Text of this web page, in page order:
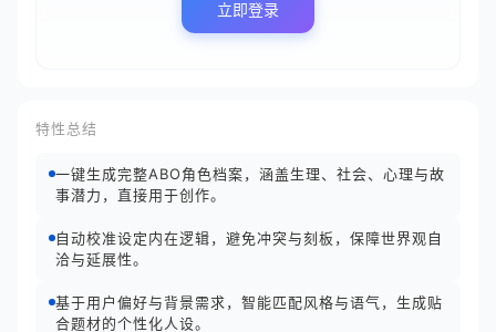
立即登录
特性总结
一键生成完整ABO角色档案，涵盖生理、社会、心理与故
事潜力，直接用于创作。
自动校准设定内在逻辑，避免冲突与刻板，保障世界观自
洽与延展性。
基于用户偏好与背景需求，智能匹配风格与语气，生成贴
合题材的个性化人设。